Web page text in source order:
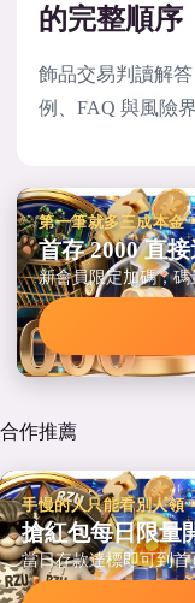
的完整順序
飾品交易判讀解
例、FAQ 與風險界
第一筆就多三成本金
首存 2000 直
新會員限定加碼，
合作推薦
手慢的人只能看別人領
搶紅包每日限量
當日存款達標即可到